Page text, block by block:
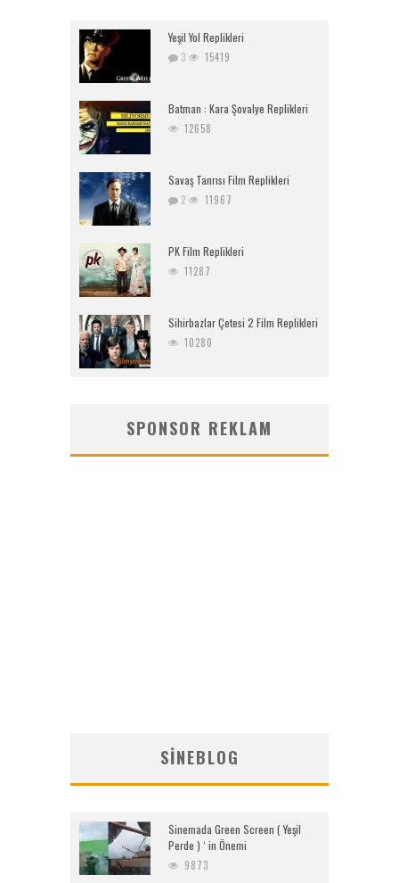
Yeşil Yol Replikleri
3 15419
Batman : Kara Şovalye Replikleri
12658
Savaş Tanrısı Film Replikleri
2 11967
PK Film Replikleri
11287
Sihirbazlar Çetesi 2 Film Replikleri
10280
SPONSOR REKLAM
SINEBLOG
Sinemada Green Screen ( Yeşil
Perde ) ‘ in Önemi
9873